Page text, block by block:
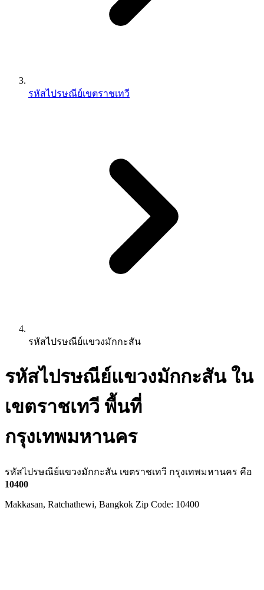
รหัสไปรษณีย์เขตราชเทวี
รหัสไปรษณีย์แขวงมักกะสัน
รหัสไปรษณีย์แขวงมักกะสัน ใน
เขตราชเทวี พื้นที่
กรุงเทพมหานคร
รหัสไปรษณีย์แขวงมักกะสัน เขตราชเทวี กรุงเทพมหานคร คือ
10400
Makkasan, Ratchathewi, Bangkok Zip Code: 10400